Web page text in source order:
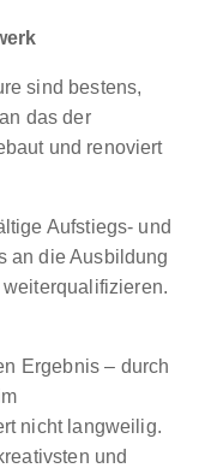
sind bestens,
das der
und renoviert
Aufstiegs- und
an die Ausbildung
Ergebnis – durch
nicht langweilig.
und